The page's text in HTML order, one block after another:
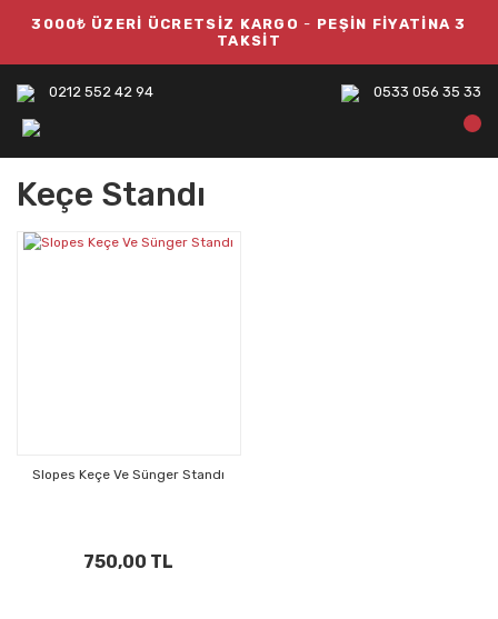
3000₺ ÜZERİ ÜCRETSİZ KARGO - PEŞİN FİYATİNA 3
TAKSİT
0212 552 42 94 0533 056 35 33
Keçe Standı
Slopes Keçe Ve Sünger Standı
750,00 TL